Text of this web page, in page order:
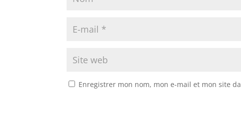
Enregistrer mon nom, mon e-mail et mon site